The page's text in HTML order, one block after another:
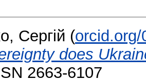
Сергій (orcid.org/
does
2663-6107